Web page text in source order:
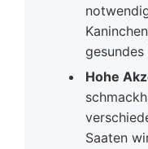
Hohe
Saaten